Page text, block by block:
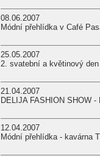
08.06.2007
Módní přehlídka v Café
25.05.2007
2. svatební a květinový
21.04.2007
DELIJA FASHION SHOW
12.04.2007
Módní přehlídka - kavárna